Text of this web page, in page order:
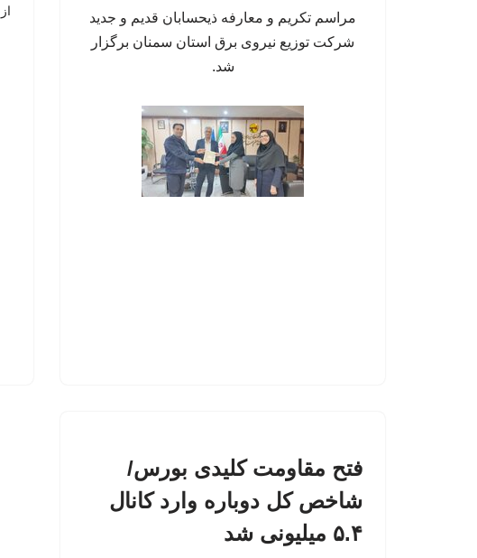
مراسم تکریم و معارفه ذیحسابان قدیم و جدید
شرکت توزیع نیروی برق استان سمنان برگزار
شد.
از
فتح مقاومت کلیدی بورس/
شاخص کل دوباره وارد کانال
۵.۴ میلیونی شد